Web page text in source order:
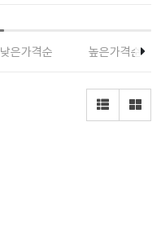
낮은가격순 높은가격순